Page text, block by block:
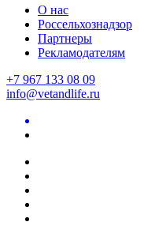
О нас
Россельхознадзор
Партнеры
Рекламодателям
+7 967 133 08 09
info@vetandlife.ru